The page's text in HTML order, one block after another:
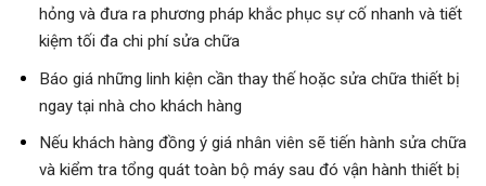
hỏng và đưa ra phương pháp khắc phục sự cố nhanh và tiết
kiệm tối đa chi phí sửa chữa
Báo giá những linh kiện cần thay thế hoặc sửa chữa thiết bị
ngay tại nhà cho khách hàng
Nếu khách hàng đồng ý giá nhân viên sẽ tiến hành sửa chữa
và kiểm tra tổng quát toàn bộ máy sau đó vận hành thiết bị